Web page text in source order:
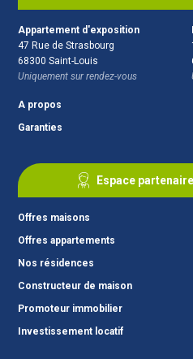
Appartement d'exposition
47 Rue de Strasbourg
68300 Saint-Louis
Uniquement sur rendez-vous
A propos
Garanties
Espace
Offres maisons
Offres appartements
Nos résidences
Constructeur de maison
Promoteur immobilier
Investissement locatif